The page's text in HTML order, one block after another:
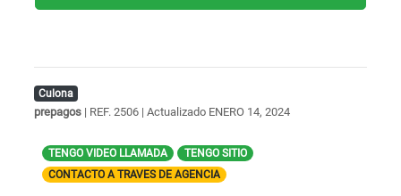
Culona
prepagos | REF. 2506 | Actualizado ENERO 14, 2024
TENGO VIDEO LLAMADA
TENGO SITIO
CONTACTO A TRAVES DE AGENCIA